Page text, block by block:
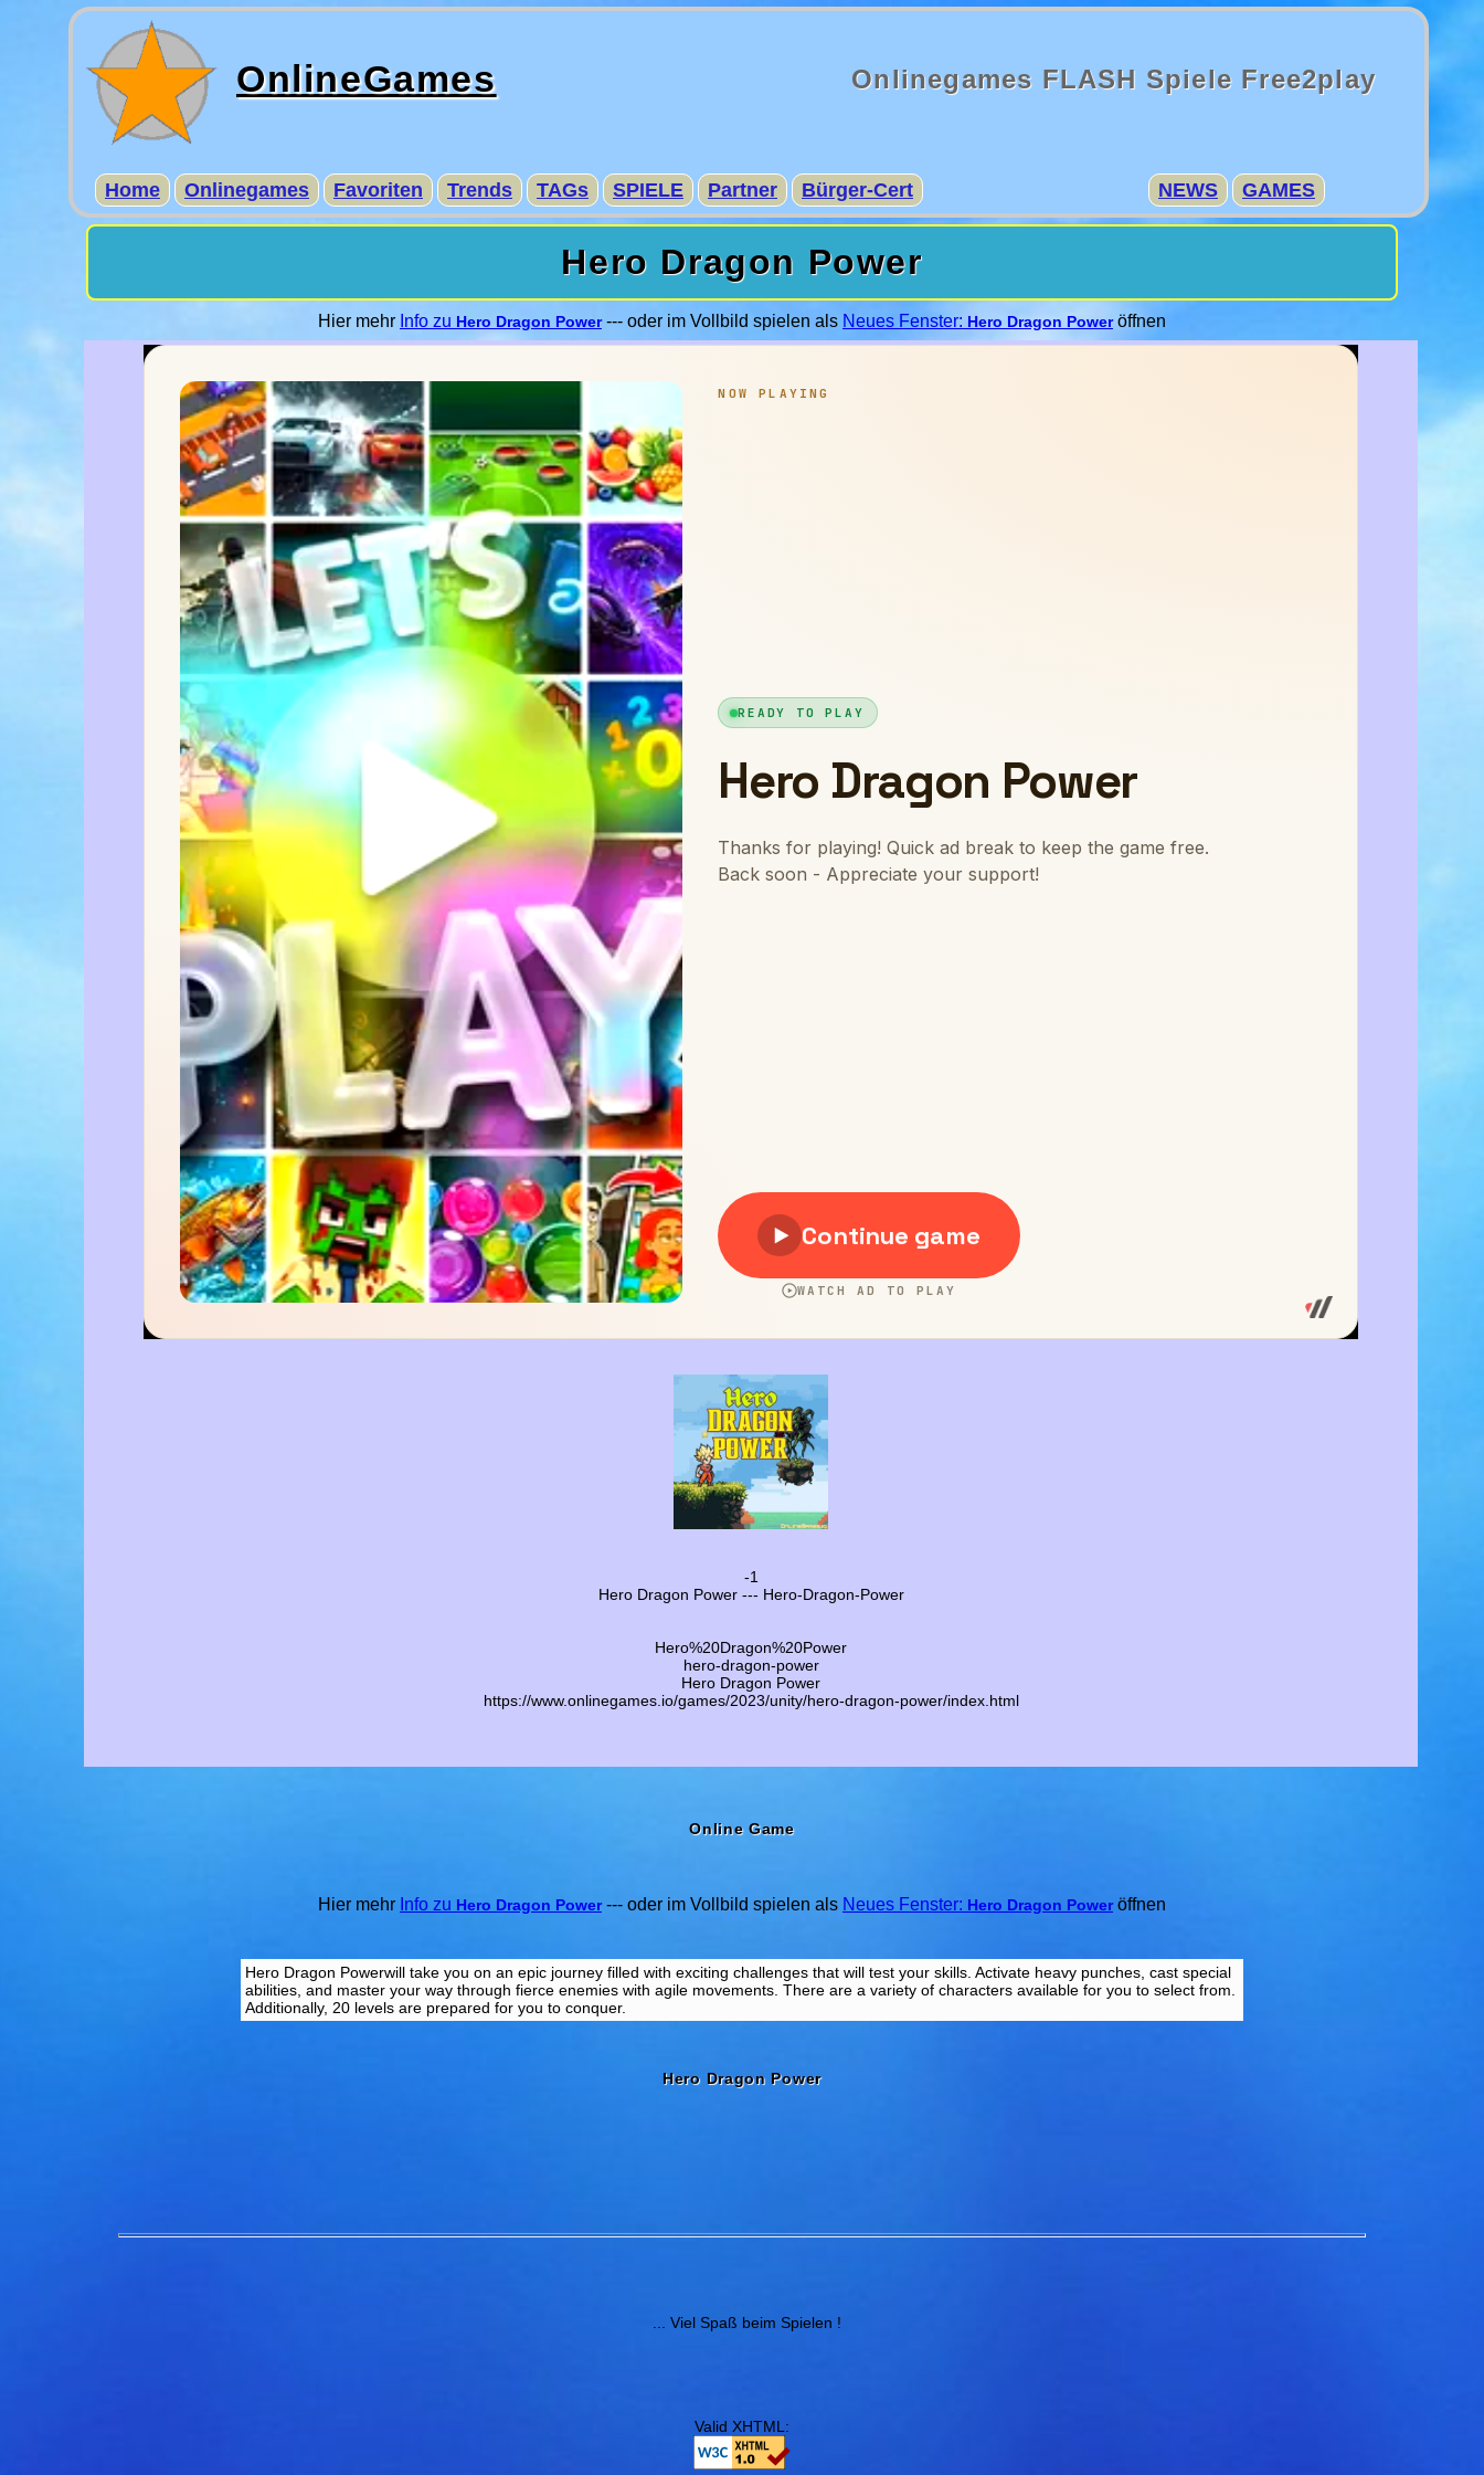
OnlineGames Onlinegames FLASH Spiele Free2play
Home Onlinegames Favoriten Trends TAGs SPIELE Partner Bürger-Cert GAMES
NEWS
Hero Dragon Power
Hier mehr Info zu Hero Dragon Power--- oder im Vollbild spielen als Neues Fenster: Hero Dragon Poweröffnen
-1
Hero Dragon Power --- Hero-Dragon-Power
Hero%20Dragon%20Power
hero-dragon-power
Hero Dragon Power
https://www.onlinegames.io/games/2023/unity/hero-dragon-power/index.html
Online Game
Hier mehr Info zu Hero Dragon Power--- oder im Vollbild spielen als Neues Fenster: Hero Dragon Poweröffnen
Hero Dragon Powerwill take you on an epic journey filled with exciting challenges that will test your skills. Activate heavy punches, cast special
abilities, and master your way through fierce enemies with agile movements. There are a variety of characters available for you to select from.
Additionally, 20 levels are prepared for you to conquer.
Hero Dragon Power
... Viel Spaß beim Spielen !
Valid XHTML: